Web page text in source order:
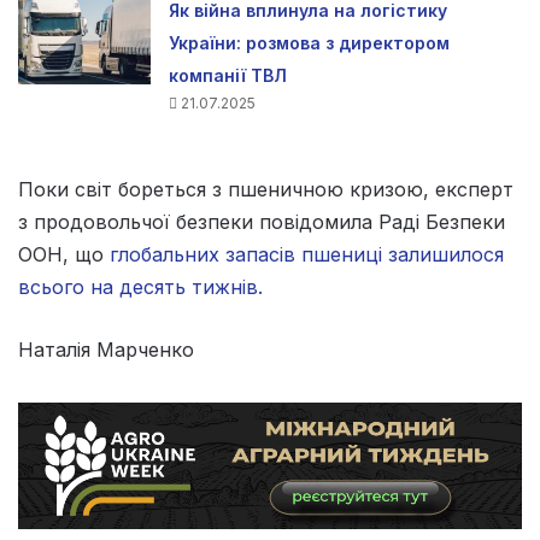
Як війна вплинула на логістику
України: розмова з директором
компанії ТВЛ
21.07.2025
Поки світ бореться з пшеничною кризою, експерт
з продовольчої безпеки повідомила Раді Безпеки
ООН, що глобальних запасів пшениці залишилося
всього на десять тижнів.
Наталія Марченко